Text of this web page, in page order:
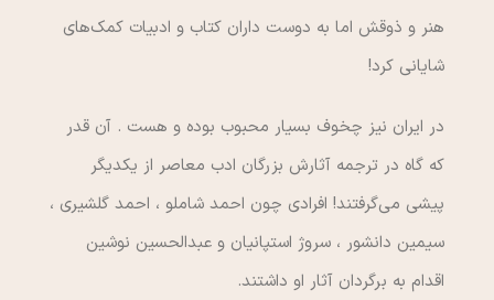
هنر و ذوقش اما به دوست داران کتاب و ادبیات کمک‌های
شایانی کرد!
در ایران نیز چخوف بسیار محبوب بوده و هست . آن قدر
که گاه در ترجمه آثارش بزرگان ادب معاصر از یکدیگر
پیشی می‌گرفتند! افرادی چون احمد شاملو ، احمد گلشیری ،
سیمین دانشور ، سروژ استپانیان و عبدالحسین نوشین
اقدام به برگردان آثار او داشتند.